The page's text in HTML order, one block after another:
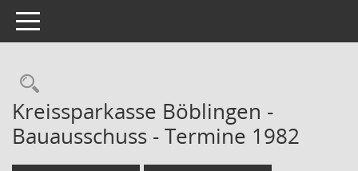
Toggle navigation
Rechercheauswahl
Kreissparkasse Böblingen -
Bauausschuss - Termine 1982